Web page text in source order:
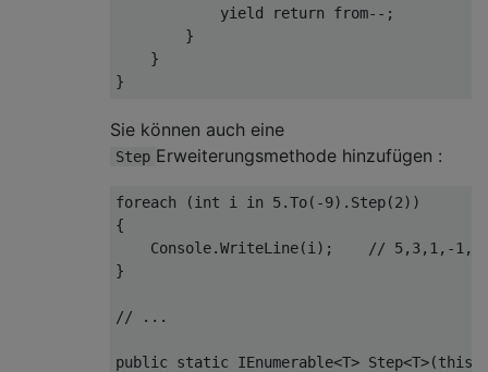
yield
return from--;
        }
    }
Sie können auch eine
Step Erweiterungsmethode hinzufügen :
foreach (int i in 5.To( -9).Step(2))
{
    Console.WriteLine(i);
// 5,3,1,-1,-
}
// ...
public static IEnumerable<T> Step<T>(this